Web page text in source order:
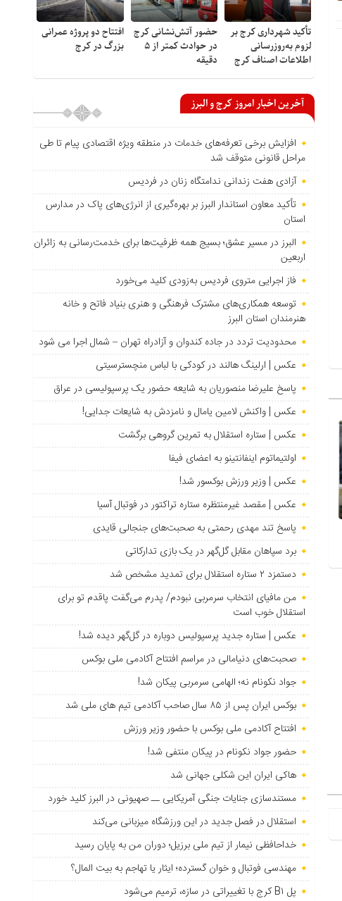
تأکید شهرداری کرج بر
لزوم به‌روزرسانی
اطلاعات اصناف کرج
حضور آتش‌نشانی کرج
در حوادث کمتر از ۵
دقیقه
افتتاح دو پروژه عمرانی
بزرگ در کرج
آخرین اخبار امروز کرج و البرز
افزایش برخی تعرفه‌های خدمات در منطقه ویژه اقتصادی پیام تا طی
مراحل قانونی متوقف شد
آزادی هفت زندانی ندامتگاه زنان در فردیس
تأکید معاون استاندار البرز بر بهره‌گیری از انرژی‌های پاک در مدارس
استان
البرز در مسیر عشق؛ بسیج همه ظرفیت‌ها برای خدمت‌رسانی به زائران
اربعین
فاز اجرایی متروی فردیس به‌زودی کلید می‌خورد
توسعه همکاری‌های مشترک فرهنگی و هنری بنیاد فاتح و خانه
هنرمندان استان البرز
محدودیت تردد در جاده کندوان و آزادراه تهران – شمال اجرا می شود
عکس | ارلینگ هالند در کودکی با لباس منچسترسیتی
پاسخ علیرضا منصوریان به شایعه حضور یک پرسپولیسی در عراق
عکس | واکنش لامین یامال و نامزدش به شایعات جدایی!
عکس | ستاره استقلال به تمرین گروهی برگشت
اولتیماتوم اینفانتینو به اعضای فیفا
عکس | وزیر ورزش بوکسور شد!
عکس | مقصد غیرمنتظره ستاره تراکتور در فوتبال آسیا
پاسخ تند مهدی رحمتی به صحبت‌های جنجالی قایدی
برد سپاهان مقابل گل‌گهر در یک بازی تدارکاتی
دستمزد ۲ ستاره استقلال برای تمدید مشخص شد
من مافیای انتخاب سرمربی نبودم/ پدرم می‌گفت پاقدم تو برای
استقلال خوب است
عکس | ستاره جدید پرسپولیس دوباره در گل‌گهر دیده شد!
صحبت‌های دنیامالی در مراسم افتتاح آکادمی ملی بوکس
جواد نکونام نه؛ الهامی سرمربی پیکان شد!
بوکس ایران پس از ۸۵ سال صاحب آکادمی تیم های ملی شد
افتتاح آکادمی ملی بوکس با حضور وزیر ورزش
حضور جواد نکونام در پیکان منتفی شد!
هاکی ایران این شکلی جهانی شد
مستندسازی جنایات جنگی آمریکایی ــ صهیونی در البرز کلید خورد
استقلال در فصل جدید در این ورزشگاه میزبانی می‌کند
خداحافظی نیمار از تیم ملی برزیل؛ دوران من به پایان رسید
مهندسی فوتبال و خوان گسترده؛ ایثار یا تهاجم به بیت المال؟
پل B۱ کرج با تغییراتی در سازه، ترمیم می‌شود